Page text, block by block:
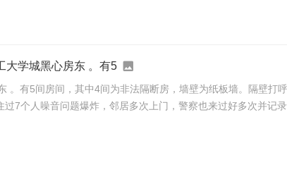
大学城黑心房东 。有5
。有5间房间，其中4间为非法隔断房，墙壁为纸板墙。隔壁打
7个人噪音问题爆炸，邻居多次上门，警察也来过好多次并记